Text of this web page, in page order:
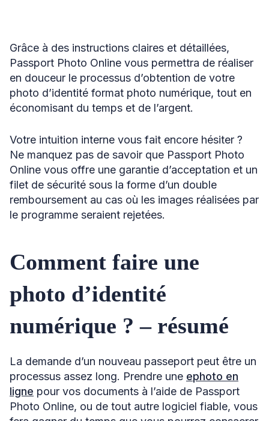
Grâce à des instructions claires et détaillées,
Passport Photo Online vous permettra de réaliser
en douceur le processus d’obtention de votre
photo d’identité format photo numérique, tout en
économisant du temps et de l’argent.
Votre intuition interne vous fait encore hésiter ?
Ne manquez pas de savoir que Passport Photo
Online vous offre une garantie d’acceptation et un
filet de sécurité sous la forme d’un double
remboursement au cas où les images réalisées par
le programme seraient rejetées.
Comment faire une
photo d’identité
numérique ? – résumé
La demande d’un nouveau passeport peut être un
processus assez long. Prendre une ephoto en
ligne pour vos documents à l’aide de Passport
Photo Online, ou de tout autre logiciel fiable, vous